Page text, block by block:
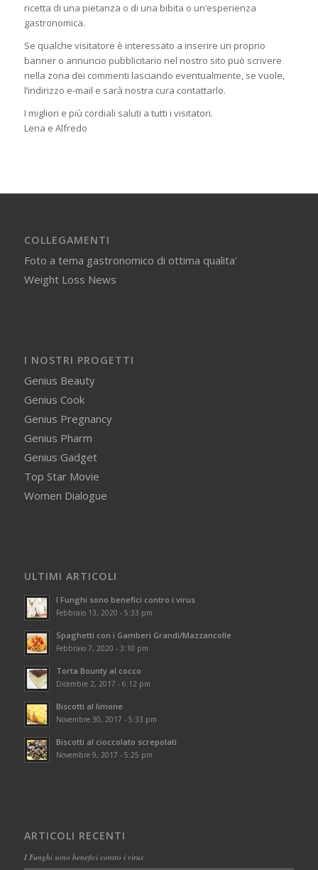
ricetta di una pietanza o di una bibita o un’esperienza
gastronomica.
Se qualche visitatore è interessato a inserire un proprio
banner o annuncio pubblicitario nel nostro sito può scrivere
nella zona dei commenti lasciando eventualmente, se vuole,
l’indirizzo e-mail e sarà nostra cura contattarlo.
I migliori e più cordiali saluti a tutti i visitatori.
Lena e Alfredo
COLLEGAMENTI
Foto a tema gastronomico di ottima qualita'
Weight Loss News
I NOSTRI PROGETTI
Genius Beauty
Genius Cook
Genius Pregnancy
Genius Pharm
Genius Gadget
Top Star Movie
Women Dialogue
ULTIMI ARTICOLI
I Funghi sono benefici contro i virus
Febbraio 13, 2020 - 5:33 pm
Spaghetti con i Gamberi Grandi/Mazzancolle
Febbraio 7, 2020 - 3:10 pm
Torta Bounty al cocco
Dicembre 2, 2017 - 6:12 pm
Biscotti al limone
Novembre 30, 2017 - 5:33 pm
Biscotti al cioccolato screpolati
Novembre 9, 2017 - 5:25 pm
ARTICOLI RECENTI
I Funghi sono benefici contro i virus